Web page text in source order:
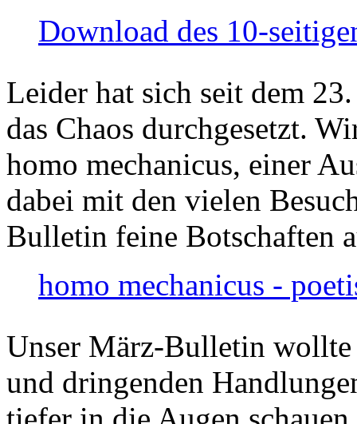
Download des 10-
Leider hat sich seit dem
das Chaos durchgesetzt.
homo mechanicus, einer
dabei mit den vielen
Bulletin feine Botschaften
homo mechanicus -
Unser März-Bulletin
und dringenden